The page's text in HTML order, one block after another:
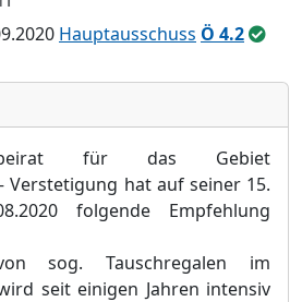
Hauptausschuss Ö 4.2
für das Gebiet
Verstetigung hat auf seiner 15.
folgende Empfehlung
sog. Tauschregalen im
seit einigen Jahren intensiv